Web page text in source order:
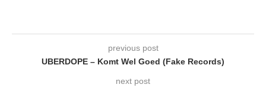
previous post
UBERDOPE – Komt Wel Goed (Fake Records)
next post